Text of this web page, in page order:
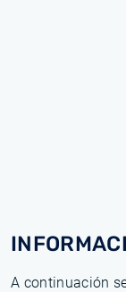
A continuación